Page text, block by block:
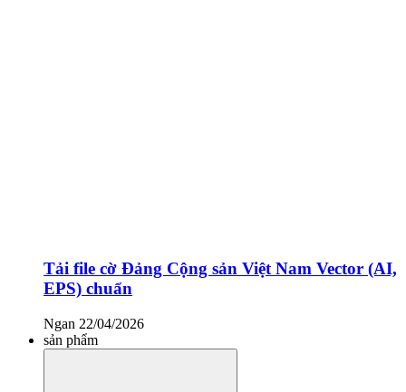
Tải file cờ Đảng Cộng sản Việt Nam Vector (AI,
EPS) chuẩn
Ngan 22/04/2026
sản phẩm